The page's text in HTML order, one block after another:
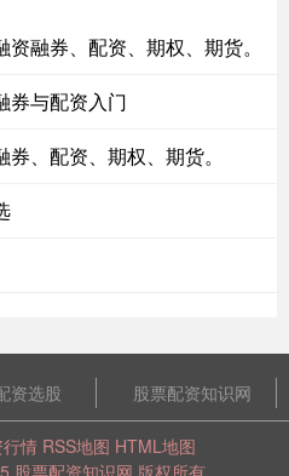
融券、配资、期权、期货。
券与配资入门
、配资、期权、期货。
资选股 股票配资知识网
情 RSS地图 HTML地图
股票配资知识网 版权所有